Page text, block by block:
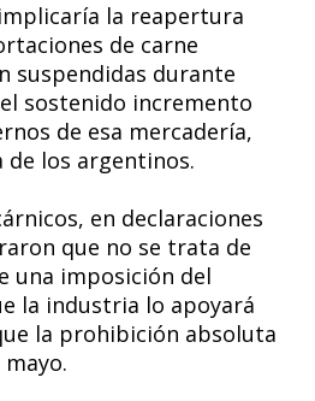
la reapertura
de carne
suspendidas durante
sostenido incremento
de esa mercadería,
de los argentinos.
en declaraciones
que no se trata de
una imposición del
la industria lo apoyará
la prohibición absoluta